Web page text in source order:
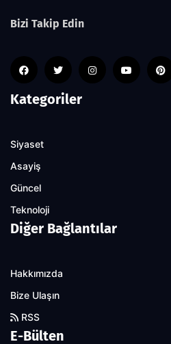
Bizi Takip Edin
Kategoriler
Siyaset
Asayiş
Güncel
Teknoloji
Diğer Bağlantılar
Hakkımızda
Bize Ulaşın
RSS
E-Bülten